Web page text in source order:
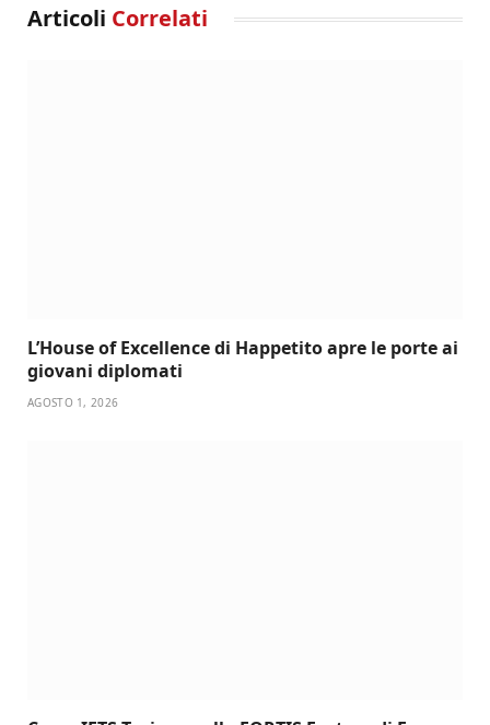
Articoli Correlati
L’House of Excellence di Happetito apre le porte ai
giovani diplomati
AGOSTO 1, 2026